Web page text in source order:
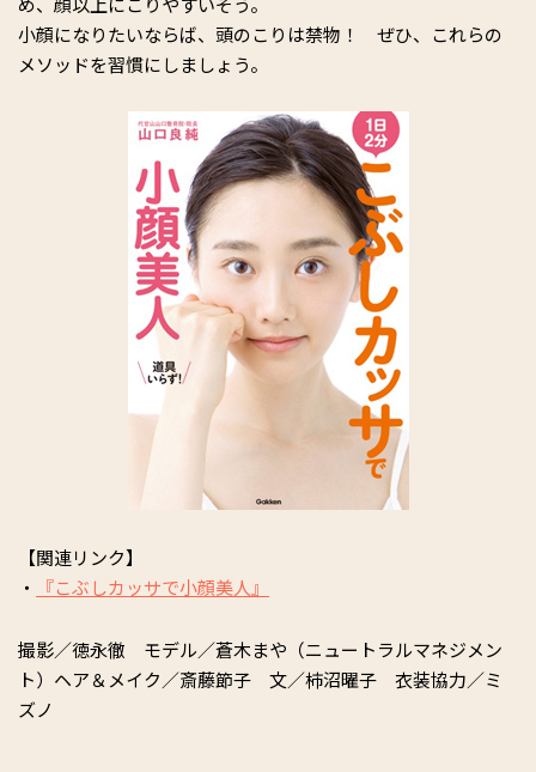
小顔になりたいならば、頭のこりは禁物！ ぜひ、これらの
メソッドを習慣にしましょう。
【関連リンク】
・
『こぶしカッサで小顔美人』
撮影／徳永徹 モデル／蒼木まや（ニュートラルマネジメン
ト）ヘア＆メイク／斎藤節子 文／柿沼曜子 衣装協力／ミ
ズノ